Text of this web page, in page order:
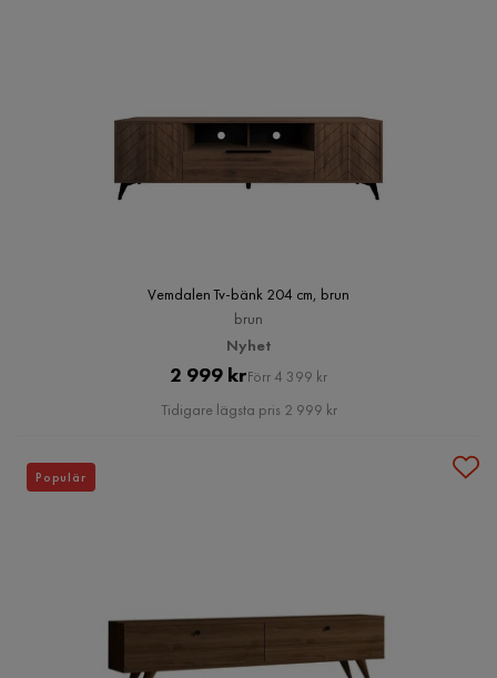
Vemdalen Tv-bänk 204 cm, brun
brun
Nyhet
Pris
2 999 krOriginal
Pris
Förr 4 399 kr
Tidigare lägsta pris 2 999 kr
Populär